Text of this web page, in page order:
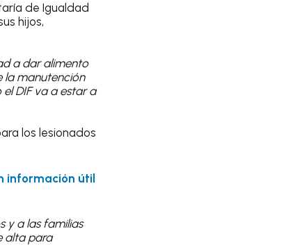
de Igualdad
hijos,
a dar alimento
la manutención
DIF va a estar a
los lesionados
información útil
y a las familias
alta para